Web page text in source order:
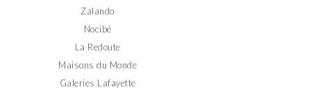
Zalando
Nocibé
La Redoute
Maisons du Monde
Galeries Lafayette